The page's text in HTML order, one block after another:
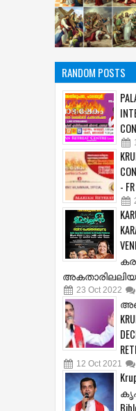
RANDOM POSTS
-
23 Oct 2022
12 Oct 2021